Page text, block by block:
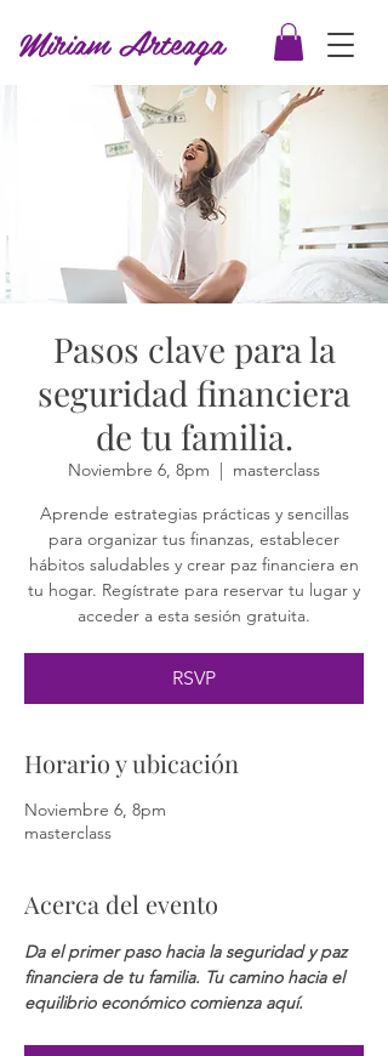
Miriam Arteaga
Pasos clave para la
seguridad financiera
de tu familia.
Noviembre 6, 8pm
  |
masterclass
Aprende estrategias prácticas y sencillas
para organizar tus finanzas, establecer
hábitos saludables y crear paz financiera en
tu hogar. Regístrate para reservar tu lugar y
acceder a esta sesión gratuita.
RSVP
Horario y ubicación
Noviembre 6, 8pm
masterclass
Acerca del evento
Da el primer paso hacia la seguridad y paz
financiera de tu familia. Tu camino hacia el
equilibrio económico comienza aquí.